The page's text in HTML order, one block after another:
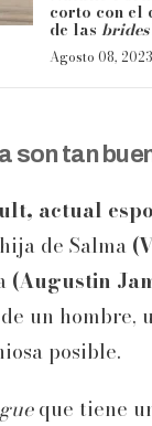
corto con el
de las brides
Agosto 08, 2023
son tan
actual
de Salma
(Augustin
un hombre,
posible.
que tiene